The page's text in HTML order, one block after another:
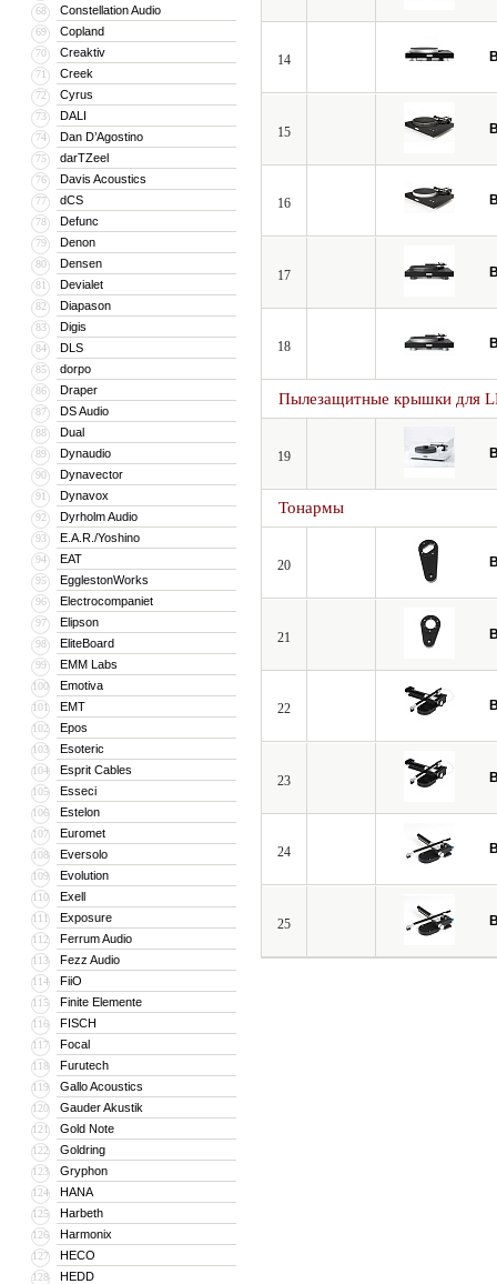
68 Constellation Audio
69 Copland
70 Creaktiv
71 Creek
72 Cyrus
73 DALI
74 Dan D’Agostino
75 darTZeel
76 Davis Acoustics
77 dCS
78 Defunc
79 Denon
80 Densen
81 Devialet
82 Diapason
83 Digis
84 DLS
85 dorpo
86 Draper
87 DS Audio
88 Dual
89 Dynaudio
90 Dynavector
91 Dynavox
92 Dyrholm Audio
93 E.A.R./Yoshino
94 EAT
95 EgglestonWorks
96 Electrocompaniet
97 Elipson
98 EliteBoard
99 EMM Labs
100 Emotiva
101 EMT
102 Epos
103 Esoteric
104 Esprit Cables
105 Esseci
106 Estelon
107 Euromet
108 Eversolo
109 Evolution
110 Exell
111 Exposure
112 Ferrum Audio
113 Fezz Audio
114 FiiO
115 Finite Elemente
116 FISCH
117 Focal
118 Furutech
119 Gallo Acoustics
120 Gauder Akustik
121 Gold Note
122 Goldring
123 Gryphon
124 HANA
125 Harbeth
126 Harmonix
127 HECO
128 HEDD
14
15
16
17
18
Пылезащитные крышки для
19
Тонармы
20
21
22
23
24
25